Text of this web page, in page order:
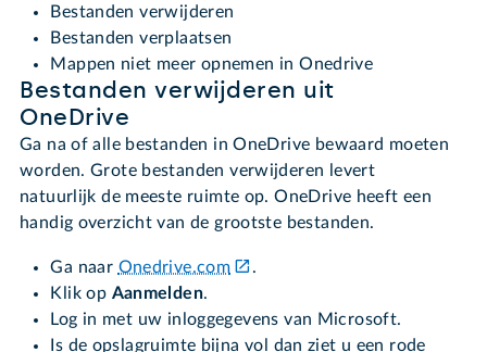
Bestanden verwijderen
Bestanden verplaatsen
Mappen niet meer opnemen in Onedrive
Bestanden verwijderen uit
OneDrive
Ga na of alle bestanden in OneDrive bewaard moeten
worden. Grote bestanden verwijderen levert
natuurlijk de meeste ruimte op. OneDrive heeft een
handig overzicht van de grootste bestanden.
Ga naar Onedrive.com
.
Klik op Aanmelden.
Log in met uw inloggegevens van Microsoft.
Is de opslagruimte bijna vol dan ziet u een rode